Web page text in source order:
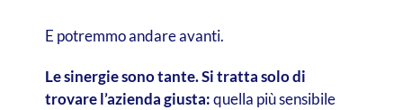
E potremmo andare avanti.
Le sinergie sono tante. Si tratta solo di
trovare l’azienda giusta:quella più sensibile